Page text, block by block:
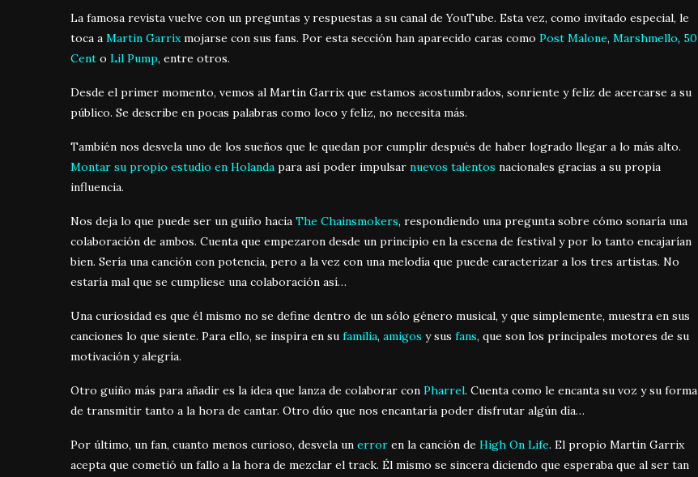
La famosa revista vuelve con un preguntas y respuestas a su canal de YouTube. Esta vez, como invitado especial, le
toca a Martin Garrixmojarse con sus fans. Por esta sección han aparecido caras como Post Malone, Marshmello, 50
Cent o Lil Pump, entre otros.
Desde el primer momento, vemos al Martin Garrix que estamos acostumbrados, sonriente y feliz de acercarse a su
público. Se describe en pocas palabras como loco y feliz, no necesita más.
También nos desvela uno de los sueños que le quedan por cumplir después de haber logrado llegar a lo más alto.
Montar su propio estudio en Holanda para así poder impulsar nuevos talentos nacionales gracias a su propia
influencia.
Nos deja lo que puede ser un guiño hacia The Chainsmokers, respondiendo una pregunta sobre cómo sonaría una
colaboración de ambos. Cuenta que empezaron desde un principio en la escena de festival y por lo tanto encajarían
bien. Sería una canción con potencia, pero a la vez con una melodía que puede caracterizar a los tres artistas. No
estaría mal que se cumpliese una colaboración así…
Una curiosidad es que él mismo no se define dentro de un sólo género musical, y que simplemente, muestra en sus
canciones lo que siente. Para ello, se inspira en su familia, amigos y sus fans, que son los principales motores de su
motivación y alegría.
Otro guiño más para añadir es la idea que lanza de colaborar con Pharrel. Cuenta como le encanta su voz y su forma
de transmitir tanto a la hora de cantar. Otro dúo que nos encantaría poder disfrutar algún día…
Por último, un fan, cuanto menos curioso, desvela un error en la canción de High On Life. El propio Martin Garrix
acepta que cometió un fallo a la hora de mezclar el track. Él mismo se sincera diciendo que esperaba que al ser tan